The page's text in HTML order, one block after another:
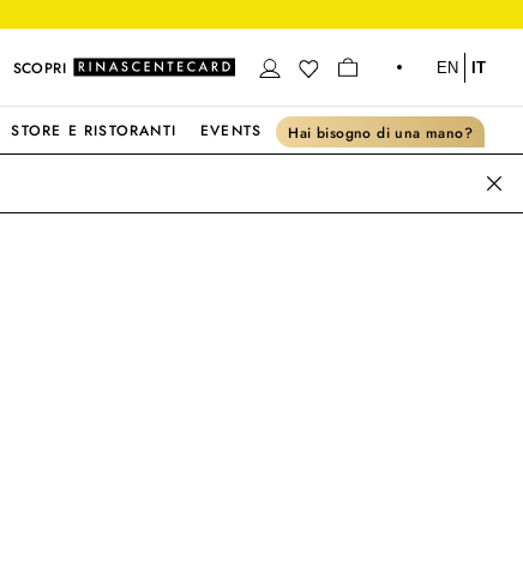
SCOPRI EN IT
STORE E RISTORANTI EVENTS Hai bisogno di una mano?